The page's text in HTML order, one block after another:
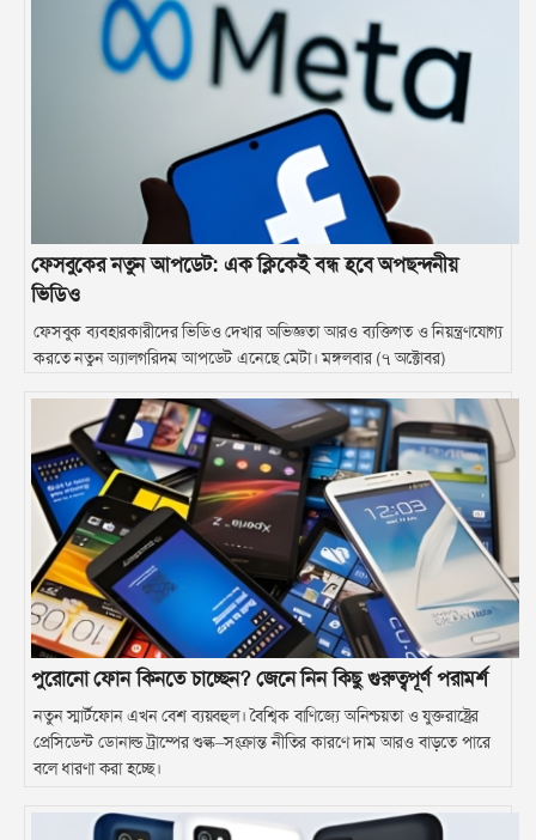
ফেসবুকের নতুন আপডেট: এক ক্লিকেই বন্ধ হবে অপছন্দনীয়
ভিডিও
ফেসবুক ব্যবহারকারীদের ভিডিও দেখার অভিজ্ঞতা আরও ব্যক্তিগত ও নিয়ন্ত্রণযোগ্য
করতে নতুন অ্যালগরিদম আপডেট এনেছে মেটা। মঙ্গলবার (৭ অক্টোবর)
অনুযায়ী আরও বেশি রিলস ভিডিও দেখতে পাবেন এবং অনাকাঙ্ক্ষিত বা
অপছন্দনীয় কনটেন্ট সহজেই নিয়ন্ত্রণ করতে পারবেন।
পুরোনো ফোন কিনতে চাচ্ছেন? জেনে নিন কিছু গুরুত্বপূর্ণ পরামর্শ
নতুন স্মার্টফোন এখন বেশ ব্যয়বহুল। বৈশ্বিক বাণিজ্যে অনিশ্চয়তা ও যুক্তরাষ্ট্রের
প্রেসিডেন্ট ডোনাল্ড ট্রাম্পের শুল্ক–সংক্রান্ত নীতির কারণে দাম আরও বাড়তে পারে
বলে ধারণা করা হচ্ছে।